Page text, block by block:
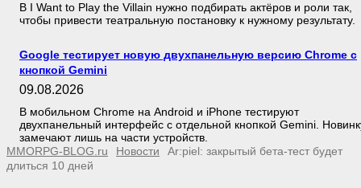
В I Want to Play the Villain нужно подбирать актёров и роли так,
чтобы привести театральную постановку к нужному результату.
Google тестирует новую двухпанельную версию Chrome с
кнопкой Gemini
09.08.2026
В мобильном Chrome на Android и iPhone тестируют
двухпанельный интерфейс с отдельной кнопкой Gemini.
замечают лишь на части устройств.
MMORPG-BLOG.ru
Новости
Ar:piel: закрытый бета-тест будет
длиться 10 дней